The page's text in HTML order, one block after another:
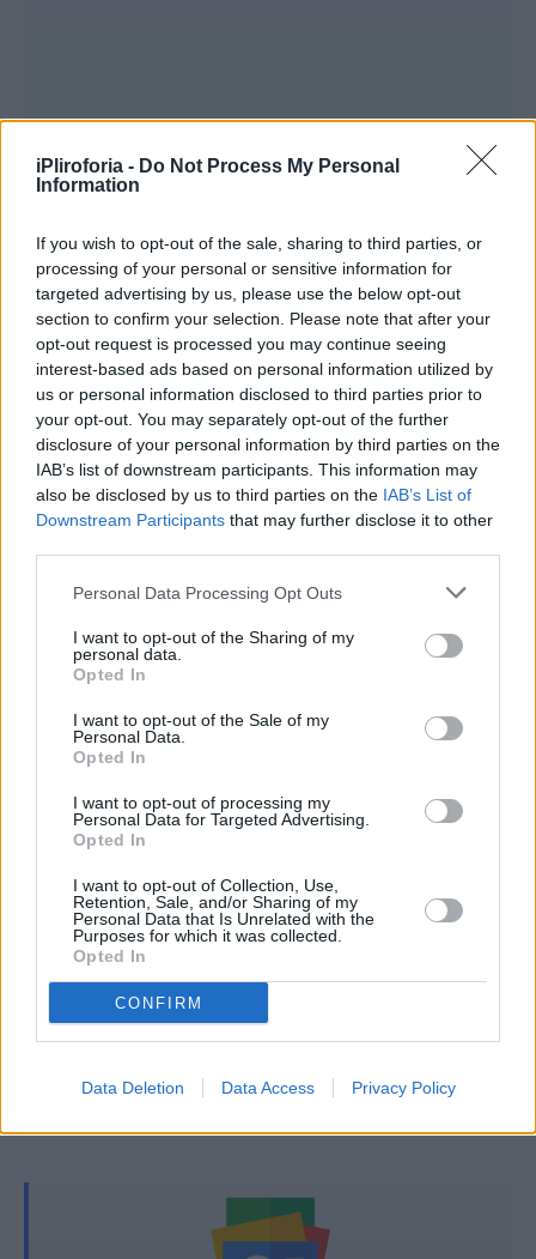
iPliroforia - Do Not Process My Personal
Information
If you wish to opt-out of the sale, sharing to third parties, or
processing of your personal or sensitive information for
targeted advertising by us, please use the below opt-out
section to confirm your selection. Please note that after your
opt-out request is processed you may continue seeing
interest-based ads based on personal information utilized by
us or personal information disclosed to third parties prior to
your opt-out. You may separately opt-out of the further
disclosure of your personal information by third parties on the
IAB’s list of downstream participants. This information may
also be disclosed by us to third parties on the IAB’s List of
Downstream Participants that may further disclose it to other
Personal Data Processing Opt Outs
I want to opt-out of the Sharing of my
personal data.
Opted In
I want to opt-out of the Sale of my
Personal Data.
Opted In
I want to opt-out of processing my
Personal Data for Targeted Advertising.
Opted In
I want to opt-out of Collection, Use,
Retention, Sale, and/or Sharing of my
Personal Data that Is Unrelated with the
Purposes for which it was collected.
Opted In
CONFIRM
Data Deletion Data Access Privacy Policy
Έπειτα μίλησε και για την πρώτη γνωριμία
τους, μια συνάντηση που έμελλε να αλλάξει
τη ζωή και των δύο. «Γνωριστήκαμε στα 14
μου. Μετά το σχολείο, πήγα σε μια
παράσταση και άκουσα κάποιον να
ντουμπλάρει τον πρωταγωνιστή. Είπα “τι
θεϊκή φωνή είναι αυτή;”. Από τότε έλεγα σε
αποκάλυψε η Κάρμεν Ρουγγέρη.
ΠερισσότερεςΕιδήσεις σήμερα
Βουλγαρίδης, η ζωή στο χωριό μακριά από τα
φώτα και η εικόνα του σήμερα στα 82
Έρχονται τα καλύτερα: Τα 4 ζώδια που έχουν
τον Απρίλιο
«Ήμουν ο πρώτος που μπήκε μέσα στον τάφο
του Χριστού. Ναι, μύριζε μύρο παντού και…»
ΚΑΡΜΕΝ ΡΟΥΓΓΕΡΗ